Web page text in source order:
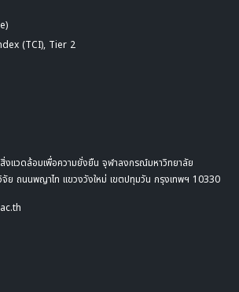
(TCI), Tier 2
งแวดล้อมเพื่อความยั่งยืน จุฬาลงกรณ์มหาวิทยาลัย
ย ถนนพญาไท แขวงวังใหม่ เขตปทุมวัน กรุงเทพฯ 10330